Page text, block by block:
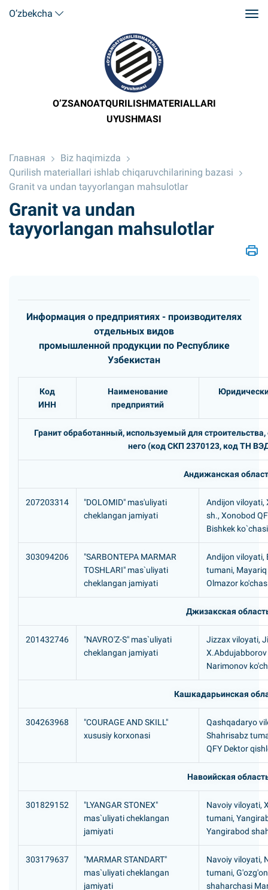
O’zbekcha
O’ZSANOATQURILISHMATERIALLARI
UYUSHMASI
Главная
Biz haqimizda
Qurilish materiallari ishlab chiqaruvchilarining bazasi
Granit va undan tayyorlangan mahsulotlar
Granit va undan
tayyorlangan mahsulotlar
Информация о предприятиях - производителях
отдельных видов
промышленной продукции по Республике
Узбекистан
Код
ИНН
Наименование
предприятий
Гранит обработанный, используемый для
него (код СКП 2370123, код ТН
Андижанская
207203314
"DOLOMID" mas'uliyati
cheklangan jamiyati
Andijon viloyati,
sh., Xonobod
Bishkek ko`chasi
303094206
"SARBONTEPA MARMAR
TOSHLARI" mas`uliyati
cheklangan jamiyati
Andijon viloyati,
tumani, Mayariq
Olmazor
Джизакская
201432746
"NAVRO'Z-S" mas`uliyati
cheklangan jamiyati
Jizzax viloyati,
Narimonov
Кашкадарьинская
304263968
"COURAGE AND SKILL"
xususiy korxonasi
Qashqadaryo
Shahrisabz
QFY Dektor
Навоийская
301829152
"LYANGAR STONEX"
mas`uliyati cheklangan
jamiyati
Navoiy viloyati,
tumani,
Yangirabod
303179637
"MARMAR STANDART"
mas`uliyati cheklangan
jamiyati
Navoiy viloyati,
tumani, G'ozg'on
shaharchasi